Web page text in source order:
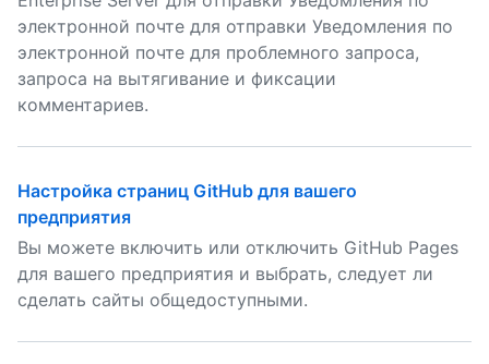
электронной почте для отправки Уведомления по
электронной почте для проблемного запроса,
запроса на вытягивание и фиксации
комментариев.
Настройка страниц GitHub для вашего
предприятия
Вы можете включить или отключить GitHub Pages
для вашего предприятия и выбрать, следует ли
сделать сайты общедоступными.